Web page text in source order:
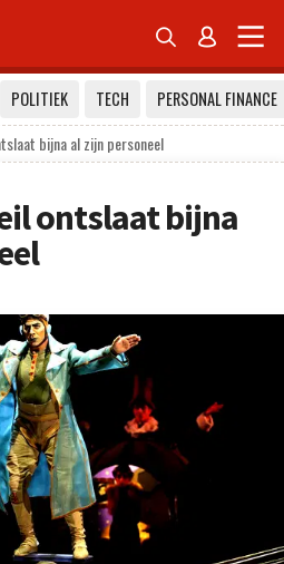
 
POLITIEK TECH
PERSONAL FINANCE
bijna al zijn personeel
ontslaat bijna